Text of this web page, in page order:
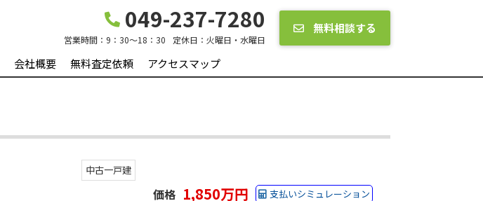
049-237-7280
営業時間： 9：30～18：30 定休日： 火曜日・水曜日
無料相談する
会社概要 無料査定依頼 アクセスマップ
中古一戸建
価格 1,850万円 支払いシミュレーション